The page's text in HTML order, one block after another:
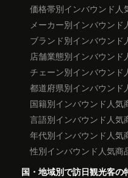
価格帯別インバウンド人
メーカー別インバウン
ブランド別インバウンド
店舗業態別インバウンド
チェーン別インバウンド
都道府県別インバウンド
国籍別インバウンド人気
言語別インバウンド人気
年代別インバウンド人気
性別インバウンド人気商
国・地域別で訪日観光客の